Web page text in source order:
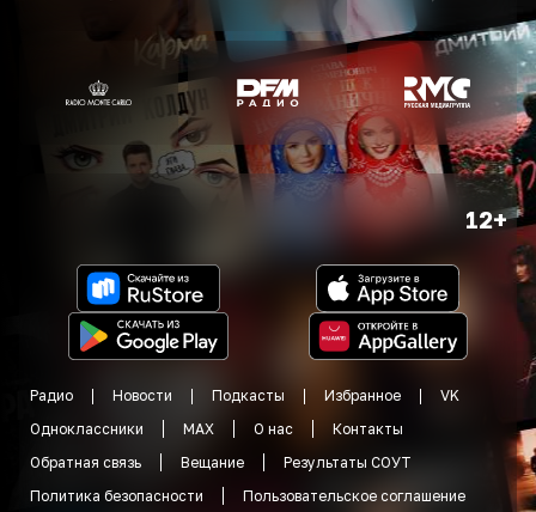
12+
Радио Новости Подкасты Избранное
VK
Одноклассники
MAX О нас
Контакты
Обратная связь
Вещание
Результаты СОУТ
Политика безопасности
Пользовательское соглашение